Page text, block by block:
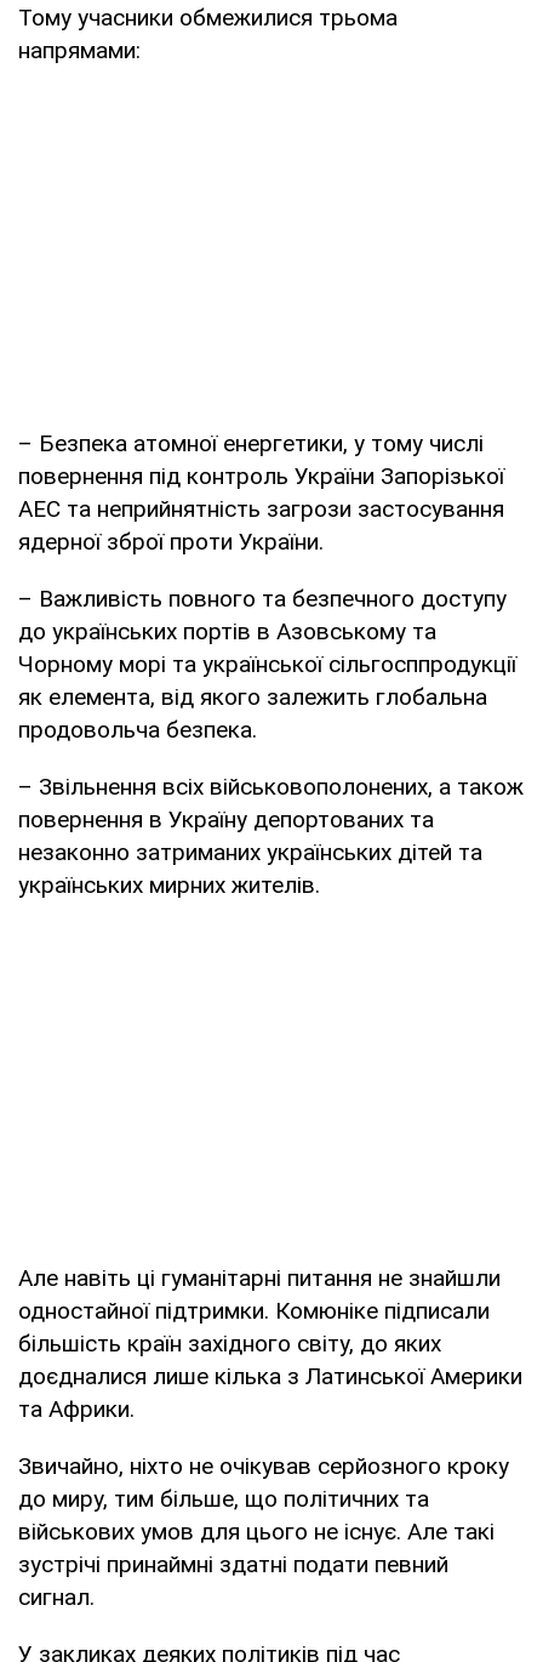
Тому учасники обмежилися трьома
напрямами:
– Безпека атомної енергетики, у тому числі
повернення під контроль України Запорізької
АЕС та неприйнятність загрози застосування
ядерної зброї проти України.
– Важливість повного та безпечного доступу
до українських портів в Азовському та
Чорному морі та української сільгосппродукції
як елемента, від якого залежить глобальна
продовольча безпека.
– Звільнення всіх військовополонених, а також
повернення в Україну депортованих та
незаконно затриманих українських дітей та
українських мирних жителів.
Але навіть ці гуманітарні питання не знайшли
одностайної підтримки. Комюніке підписали
більшість країн західного світу, до яких
доєдналися лише кілька з Латинської Америки
та Африки.
Звичайно, ніхто не очікував серйозного кроку
до миру, тим більше, що політичних та
військових умов для цього не існує. Але такі
зустрічі принаймні здатні подати певний
сигнал.
У закликах деяких політиків під час